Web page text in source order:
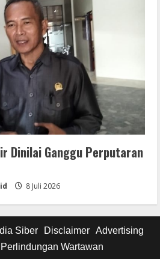
Dinilai Ganggu Perputaran
8 Juli 2026
Siber Disclaimer Advertising
Wartawan